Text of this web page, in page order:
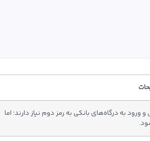
ورود به درگاه‌های بانکی به رمز دوم نیاز دارند؛ اما